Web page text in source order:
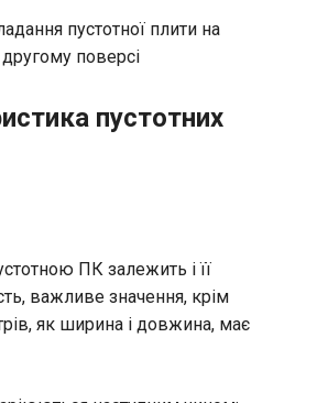
пустотної плити на
другому поверсі
пустотних
ПК залежить і її
важливе значення, крім
як ширина і довжина, має